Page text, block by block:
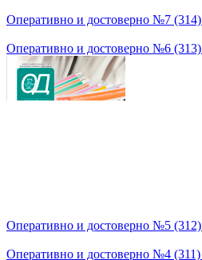
Оперативно и достоверно №7 (314)
Оперативно и достоверно №6 (313)
Оперативно и достоверно №5 (312)
Оперативно и достоверно №4 (311)